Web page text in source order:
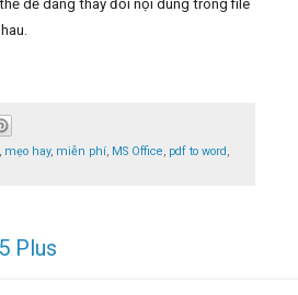
dễ dàng thay đổi nội dung trong file
mẹo hay, miễn phí MS Office pdf to word
Plus